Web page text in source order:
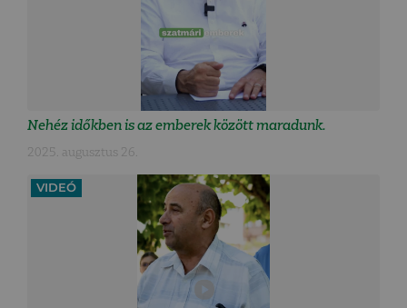
Nehéz időkben is az emberek között maradunk.
2025. augusztus 26.
VIDEÓ